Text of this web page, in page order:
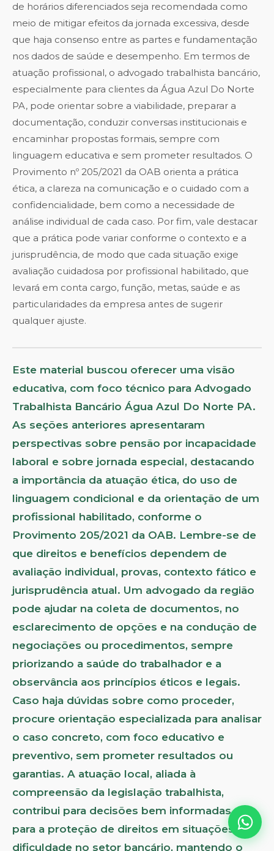
de horários diferenciados seja recomendada como
meio de mitigar efeitos da jornada excessiva, desde
que haja consenso entre as partes e fundamentação
nos dados de saúde e desempenho. Em termos de
atuação profissional, o advogado trabalhista bancário,
especialmente para clientes da Água Azul Do Norte
PA, pode orientar sobre a viabilidade, preparar a
documentação, conduzir conversas institucionais e
encaminhar propostas formais, sempre com
linguagem educativa e sem prometer resultados. O
Provimento nº 205/2021 da OAB orienta a prática
ética, a clareza na comunicação e o cuidado com a
confidencialidade, bem como a necessidade de
análise individual de cada caso. Por fim, vale destacar
que a prática pode variar conforme o contexto e a
jurisprudência, de modo que cada situação exige
avaliação cuidadosa por profissional habilitado, que
levará em conta cargo, função, metas, saúde e as
particularidades da empresa antes de sugerir
qualquer ajuste.
Este material buscou oferecer uma visão
educativa, com foco técnico para Advogado
Trabalhista Bancário Água Azul Do Norte PA.
As seções anteriores apresentaram
perspectivas sobre pensão por incapacidade
laboral e sobre jornada especial, destacando
a importância da atuação ética, do uso de
linguagem condicional e da orientação de um
profissional habilitado, conforme o
Provimento 205/2021 da OAB. Lembre-se de
que direitos e benefícios dependem de
avaliação individual, provas, contexto fático e
jurisprudência atual. Um advogado da região
pode ajudar na coleta de documentos, no
esclarecimento de opções e na condução de
negociações ou procedimentos, sempre
priorizando a saúde do trabalhador e a
observância aos princípios éticos e legais.
Caso haja dúvidas sobre como proceder,
procure orientação especializada para analisar
o caso concreto, com foco educativo e
preventivo, sem prometer resultados ou
garantias. A atuação local, aliada à
compreensão da legislação trabalhista,
contribui para decisões bem informadas e
para a proteção de direitos em situações de
dificuldade no setor bancário, mantendo o